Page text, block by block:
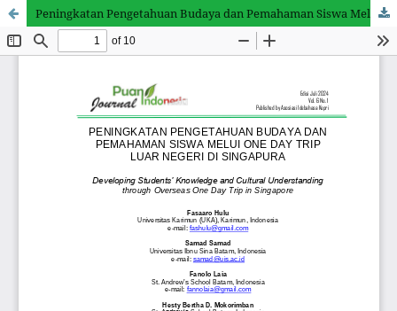
Peningkatan Pengetahuan Budaya dan Pemahaman Siswa Melalui One Day Trip Luar Negeri di Singapura